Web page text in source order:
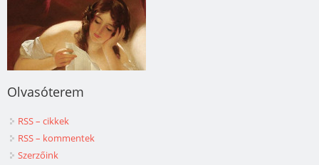
Olvasóterem
RSS – cikkek
RSS – kommentek
Szerzőink